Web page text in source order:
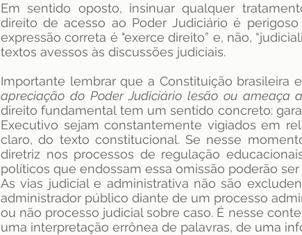
Em sentido oposto, insinuar qualquer
direito de acesso ao Poder Judiciário é
expressão correta é "exerce direito” e, não,
textos avessos às discussões judiciais.
Importante lembrar que a Constituição brasileira
apreciação do Poder Judiciário lesão ou ameaça
direito fundamental tem um sentido concreto:
Executivo sejam constantemente vigiados em
claro, do texto constitucional. Se nesse
diretriz nos processos de regulação
políticos que endossam essa omissão poderão
As vias judicial e administrativa não são
administrador público diante de um processo
ou não processo judicial sobre caso. É nesse
uma interpretação errônea de palavras, de uma